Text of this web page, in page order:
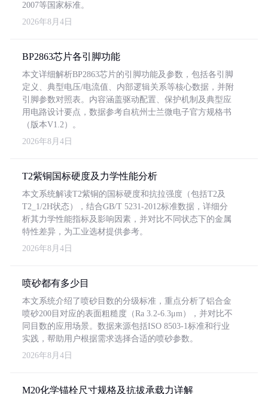
2007等国家标准。
2026年8月4日
BP2863芯片各引脚功能
本文详细解析BP2863芯片的引脚功能及参数，包括各引脚
定义、典型电压/电流值、内部逻辑关系等核心数据，并附
引脚参数对照表。内容涵盖驱动配置、保护机制及典型应
用电路设计要点，数据参考自杭州士兰微电子官方规格书
（版本V1.2）。
2026年8月4日
T2紫铜国标硬度及力学性能分析
本文系统解读T2紫铜的国标硬度和抗拉强度（包括T2及
T2_1/2H状态），结合GB/T 5231-2012标准数据，详细分
析其力学性能指标及影响因素，并对比不同状态下的金属
特性差异，为工业选材提供参考。
2026年8月4日
喷砂都有多少目
本文系统介绍了喷砂目数的分级标准，重点分析了铝合金
喷砂200目对应的表面粗糙度（Ra 3.2-6.3μm），并对比不
同目数的应用场景。数据来源包括ISO 8503-1标准和行业
实践，帮助用户根据需求选择合适的喷砂参数。
2026年8月4日
M20化学锚栓尺寸规格及抗拔承载力详解